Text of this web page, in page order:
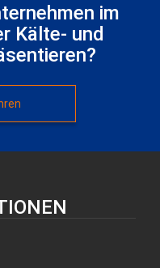
im
Kälte- und